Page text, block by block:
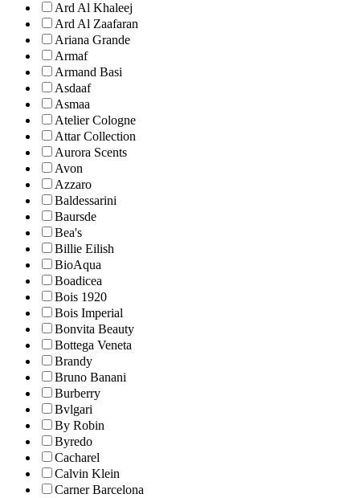
Ard Al Khaleej
Ard Al Zaafaran
Ariana Grande
Armaf
Armand Basi
Asdaaf
Asmaa
Atelier Cologne
Attar Collection
Aurora Scents
Avon
Azzaro
Baldessarini
Baursde
Bea's
Billie Eilish
BioAqua
Boadicea
Bois 1920
Bois Imperial
Bonvita Beauty
Bottega Veneta
Brandy
Bruno Banani
Burberry
Bvlgari
By Robin
Byredo
Cacharel
Calvin Klein
Carner Barcelona